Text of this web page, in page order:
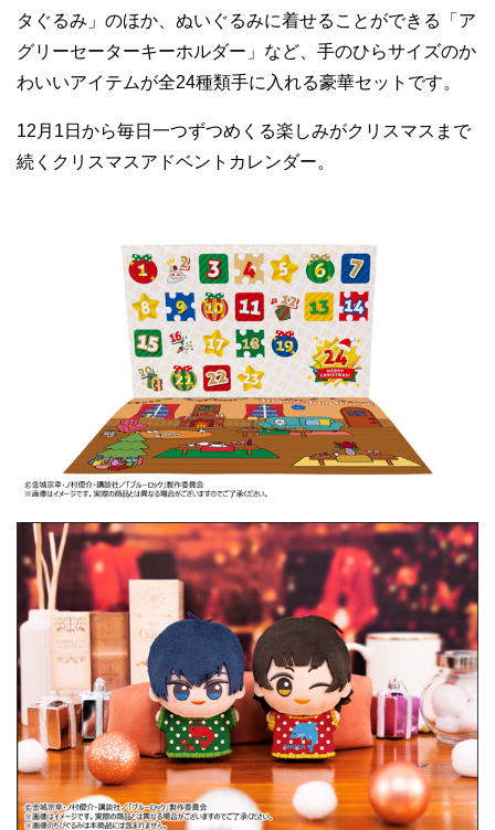
タぐるみ」のほか、ぬいぐるみに着せることができる「ア
グリーセーターキーホルダー」など、手のひらサイズのか
わいいアイテムが全24種類手に入れる豪華セットです。
12月1日から毎日一つずつめくる楽しみがクリスマスまで
続くクリスマスアドベントカレンダー。